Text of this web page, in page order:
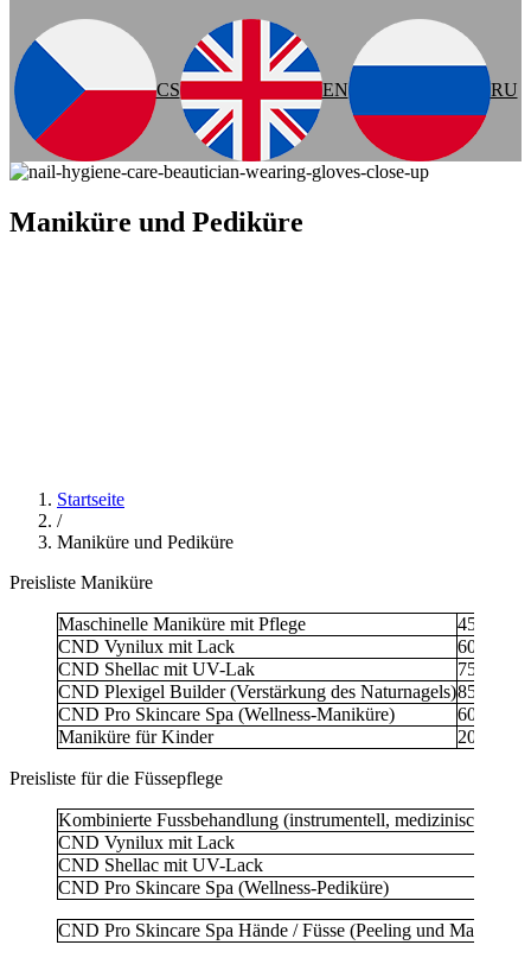
CS EN RU
Maniküre und Pediküre
Startseite
/
Maniküre und Pediküre
Preisliste Maniküre
Maschinelle Maniküre mit Pflege 45 Min.
CND Vynilux mit Lack
60 Min.
CND Shellac mit UV-Lak
75 Min.
CND Plexigel Builder (Verstärkung des Naturnagels)85 Min.
CND Pro Skincare Spa (Wellness-Maniküre)
60 Min.
Maniküre für Kinder
20 Min.
Preisliste für die Füssepflege
Kombinierte Fussbehandlung (instrumentell, medizinisch)
CND Vynilux mit Lack
CND Shellac mit UV-Lack
CND Pro Skincare Spa (Wellness-Pediküre)
CND Pro Skincare Spa Hände / Füsse (Peeling und Maske